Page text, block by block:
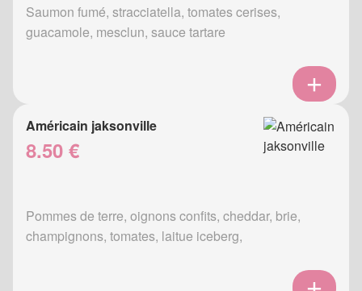
Saumon fumé, stracciatella, tomates cerises,
guacamole, mesclun, sauce tartare
Américain jaksonville
8.50 €
Pommes de terre, oignons confits, cheddar, brie,
champignons, tomates, laitue iceberg,